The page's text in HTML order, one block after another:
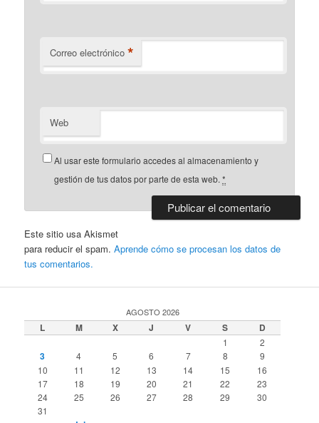
Correo electrónico *
Web
Al usar este formulario accedes al almacenamiento y
gestión de tus datos por parte de esta web.*
Este sitio usa Akismet
para reducir el spam.Aprende cómo se procesan los datos de
tus comentarios.
AGOSTO 2026
L M X J V S D
1 2
3 4 5 6 7 8
9
10
11 12 13 14 15
16
17
18 19 20 21 22
23
24
25 26 27 28 29
30
31